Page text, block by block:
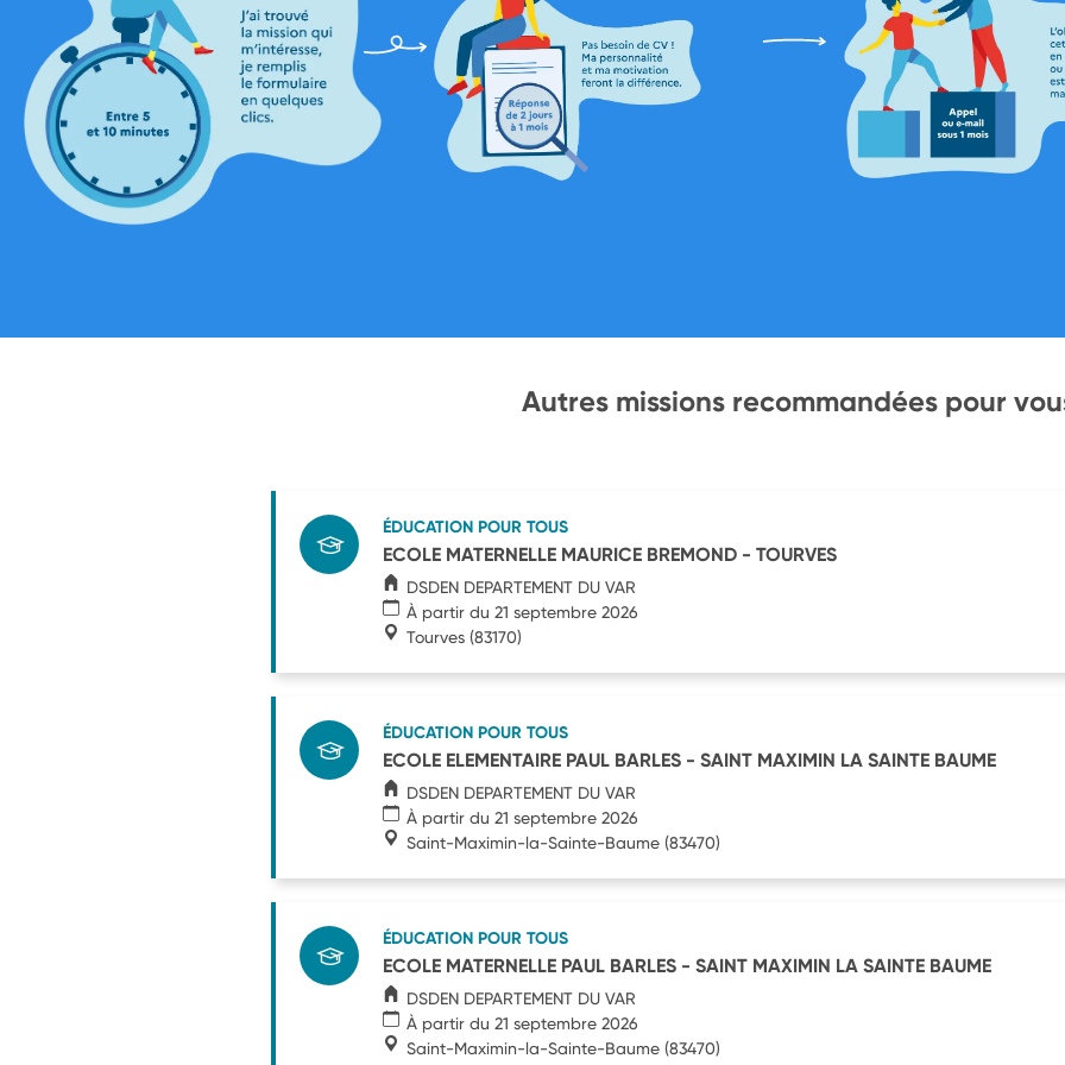
Autres missions recommandées pour
ÉDUCATION POUR TOUS
ECOLE MATERNELLE MAURICE BREMOND - TOURVES
DSDEN DEPARTEMENT DU VAR
À partir du 21 septembre 2026
Tourves (83170)
ÉDUCATION POUR TOUS
ECOLE ELEMENTAIRE PAUL BARLES - SAINT MAXIMIN LA SAINTE BAUME
DSDEN DEPARTEMENT DU VAR
À partir du 21 septembre 2026
Saint-Maximin-la-Sainte-Baume (83470)
ÉDUCATION POUR TOUS
ECOLE MATERNELLE PAUL BARLES - SAINT MAXIMIN LA SAINTE BAUME
DSDEN DEPARTEMENT DU VAR
À partir du 21 septembre 2026
Saint-Maximin-la-Sainte-Baume (83470)